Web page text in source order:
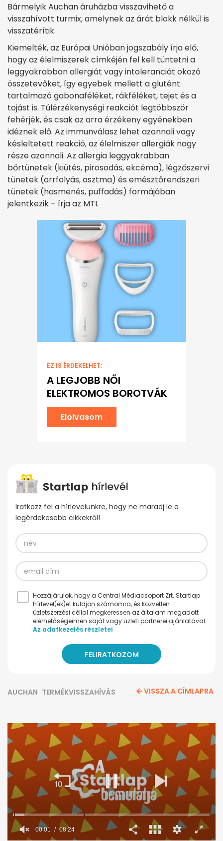
Bármelyik Auchan áruházba visszavihető a
visszahívott turmix, amelynek az árát blokk nélkül is
visszatérítik.
Kiemelték, az Európai Unióban jogszabály írja elő,
hogy az élelmiszerek címkéjén fel kell tüntetni a
leggyakrabban allergiát vagy intoleranciát okozó
összetevőket, így egyebek mellett a glutént
tartalmazó gabonaféléket, rákféléket, tejet és a
tojást is. Túlérzékenységi reakciót legtöbbször
fehérjék, és csak az arra érzékeny egyénekben
idéznek elő. Az immunválasz lehet azonnali vagy
késleltetett reakció, az élelmiszer allergiák nagy
része azonnali. Az allergia leggyakrabban
bőrtünetek (kiütés, pirosodás, ekcéma), légzőszervi
tünetek (orrfolyás, asztma) és emésztőrendszeri
tünetek (hasmenés, puffadás) formájában
jelentkezik – írja az MTI.
EZ IS ÉRDEKELHET:
A LEGJOBB NŐI
ELEKTROMOS BOROTVÁK
Elolvasom
Iratkozz fel a hírlevelünkre, hogy ne maradj le a
legérdekesebb cikkekről!
Hozzájárulok, hogy a Central Médiacsoport Zrt. Startlap
hírlevel(ek)et küldjön számomra, és közvetlen
üzletszerzési céllal megkeressen az általam megadott
elérhetőségeimen saját vagy üzleti partnerei ajánlatával.
Az adatkezelés részletei
AUCHAN TERMÉKVISSZAHÍVÁS VISSZA A CÍMLAPRA
00:02 08:24